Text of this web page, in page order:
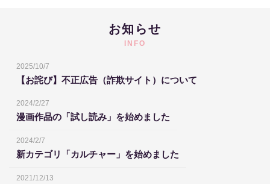
お知らせ
INFO
2025/10/7
【お詫び】不正広告（詐欺サイト）について
2024/2/27
漫画作品の「試し読み」を始めました
2024/2/7
新カテゴリ「カルチャー」を始めました
2021/12/13